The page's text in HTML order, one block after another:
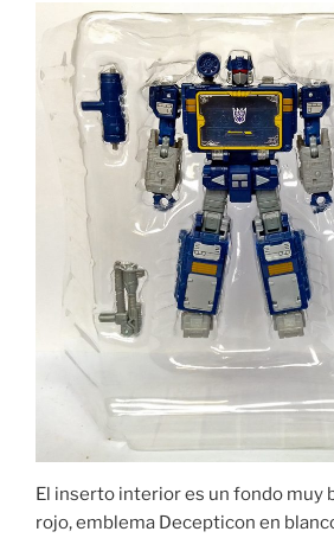
El inserto interior es un fondo muy
rojo, emblema Decepticon en